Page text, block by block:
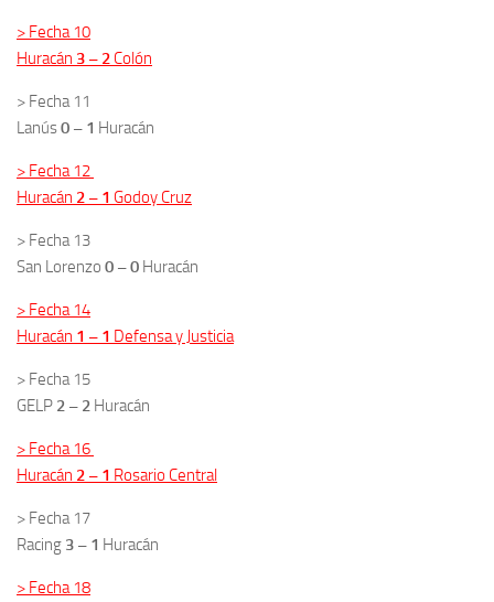
> Fecha 10
Huracán 3 – 2 Colón
> Fecha 11
Lanús0 – 1 Huracán
> Fecha 12
Huracán 2 – 1 Godoy Cruz
> Fecha 13
San Lorenzo 0 – 0 Huracán
> Fecha 14
Huracán 1 – 1 Defensa y Justicia
> Fecha 15
GELP 2 – 2 Huracán
> Fecha 16
Huracán 2 – 1 Rosario Central
> Fecha 17
Racing 3 – 1 Huracán
> Fecha 18